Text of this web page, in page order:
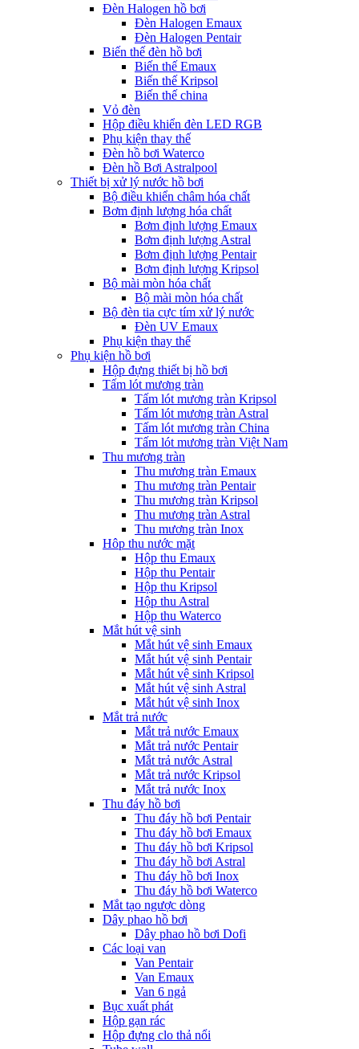
Đèn Halogen hồ bơi
Đèn Halogen Emaux
Đèn Halogen Pentair
Biến thế đèn hồ bơi
Biến thế Emaux
Biến thế Kripsol
Biến thế china
Vỏ đèn
Hộp điều khiển đèn LED RGB
Phụ kiện thay thế
Đèn hồ bơi Waterco
Đèn hồ Bơi Astralpool
Thiết bị xử lý nước hồ bơi
Bộ điều khiển châm hóa chất
Bơm định lượng hóa chất
Bơm định lượng Emaux
Bơm định lượng Astral
Bơm định lượng Pentair
Bơm định lượng Kripsol
Bộ mài mòn hóa chất
Bộ mài mòn hóa chất
Bộ đèn tia cực tím xử lý nước
Đèn UV Emaux
Phụ kiện thay thế
Phụ kiện hồ bơi
Hộp đựng thiết bị hồ bơi
Tấm lót mương tràn
Tấm lót mương tràn Kripsol
Tấm lót mương tràn Astral
Tấm lót mương tràn China
Tấm lót mương tràn Việt Nam
Thu mương tràn
Thu mương tràn Emaux
Thu mương tràn Pentair
Thu mương tràn Kripsol
Thu mương tràn Astral
Thu mương tràn Inox
Hôp thu nước mặt
Hộp thu Emaux
Hộp thu Pentair
Hộp thu Kripsol
Hộp thu Astral
Hộp thu Waterco
Mắt hút vệ sinh
Mắt hút vệ sinh Emaux
Mắt hút vệ sinh Pentair
Mắt hút vệ sinh Kripsol
Mắt hút vệ sinh Astral
Mắt hút vệ sinh Inox
Mắt trả nước
Mắt trả nước Emaux
Mắt trả nước Pentair
Mắt trả nước Astral
Mắt trả nước Kripsol
Mắt trả nước Inox
Thu đáy hồ bơi
Thu đáy hồ bơi Pentair
Thu đáy hồ bơi Emaux
Thu đáy hồ bơi Kripsol
Thu đáy hồ bơi Astral
Thu đáy hồ bơi Inox
Thu đáy hồ bơi Waterco
Mắt tạo ngược dòng
Dây phao hồ bơi
Dây phao hồ bơi Dofi
Các loại van
Van Pentair
Van Emaux
Van 6 ngả
Bục xuất phát
Hộp gạn rác
Hộp đựng clo thả nổi